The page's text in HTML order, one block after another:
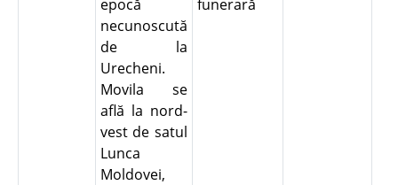
epocă
necunoscută
de la
Urecheni.
Movila se
află la nord-
vest de satul
Lunca
Moldovei,
funerară